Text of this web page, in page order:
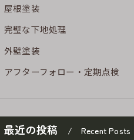
屋根塗装
完璧な下地処理
外壁塗装
アフターフォロー・定期点検
最近の投稿 Recent Posts